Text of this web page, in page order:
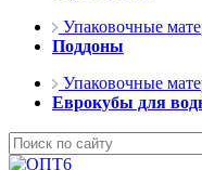
Упаковочные
Поддоны
Упаковочные
Еврокубы для